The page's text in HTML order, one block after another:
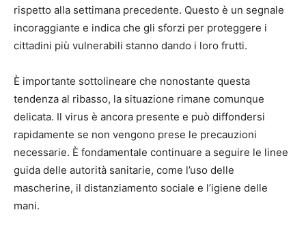
rispetto alla settimana precedente. Questo è un segnale
incoraggiante e indica che gli sforzi per proteggere i
cittadini più vulnerabili stanno dando i loro frutti.
È importante sottolineare che nonostante questa
tendenza al ribasso, la situazione rimane comunque
delicata. Il virus è ancora presente e può diffondersi
rapidamente se non vengono prese le precauzioni
necessarie. È fondamentale continuare a seguire le linee
guida delle autorità sanitarie, come l’uso delle
mascherine, il distanziamento sociale e l’igiene delle
mani.